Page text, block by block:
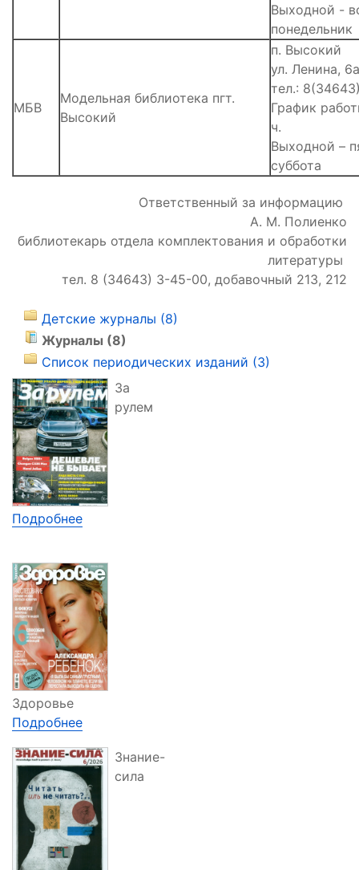
Выходной -
понедельник
МБВ
Модельная библиотека пгт.
Высокий
п. Высокий
ул. Ленина, 6а
тел.:
График
ч.
Выходной –
суббота
Ответственный за информацию
А. М. Полиенко
библиотекарь отдела комплектования и обработки
литературы
тел. 8 (34643) 3-45-00, добавочный 213, 212
Детские журналы (8)
Журналы (8)
Список периодических изданий (3)
За
рулем
Подробнее
Здоровье
Подробнее
Знание-
сила